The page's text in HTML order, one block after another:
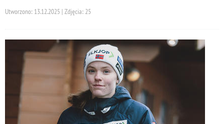
Utworzono: 13.12.2025 | Zdjęcia: 25